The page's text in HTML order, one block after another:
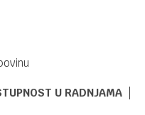
U RADNJAMA